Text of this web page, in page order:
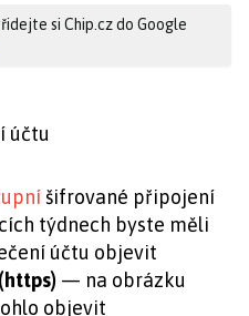
si Chip.cz do Google
účtu
šifrované připojení
týdnech byste měli
účtu objevit
— na obrázku
objevit